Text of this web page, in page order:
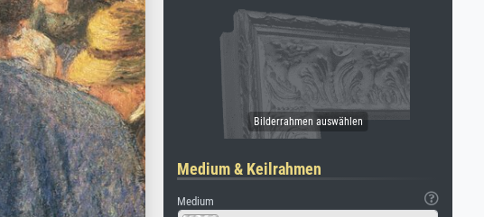
Medium & Keilrahmen
Medium